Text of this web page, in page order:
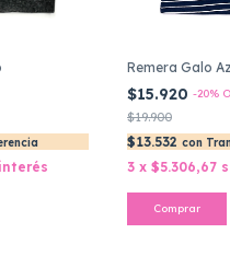
Remera Galo
$15.920 -20%
$19.900
$13.532 con
3 x $5.306,67
Comprar